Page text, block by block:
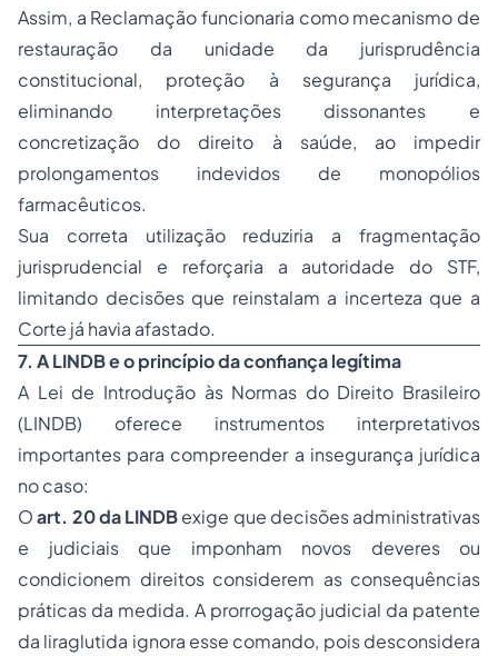
Assim, a Reclamação funcionaria como mecanismo de
restauração da unidade da jurisprudência
constitucional, proteção à segurança jurídica,
eliminando interpretações dissonantes e
concretização do direito à saúde, ao impedir
prolongamentos indevidos de monopólios
farmacêuticos.
Sua correta utilização reduziria a fragmentação
jurisprudencial e reforçaria a autoridade do STF,
limitando decisões que reinstalam a incerteza que a
Corte já havia afastado.
7. A LINDB e o princípio da confiança legítima
A Lei de Introdução às Normas do Direito Brasileiro
(LINDB) oferece instrumentos interpretativos
importantes para compreender a insegurança jurídica
no caso:
Oart. 20 da LINDBexige que decisões administrativas
e judiciais que imponham novos deveres ou
condicionem direitos considerem as consequências
práticas da medida. A prorrogação judicial da patente
da liraglutida ignora esse comando, pois desconsidera